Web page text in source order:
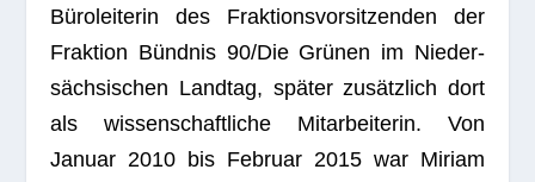
Büro­lei­te­rin des Frak­ti­ons­vor­sit­zen­den der
Frak­tion Bünd­nis 90/Die Grü­nen im Nie­der­
säch­si­schen Land­tag, spä­ter zusätz­lich dort
als wis­sen­schaft­li­che Mit­ar­bei­te­rin. Von
Januar 2010 bis Februar 2015 war Miriam